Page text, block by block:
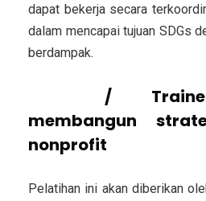
dapat bekerja secara
dalam mencapai tujuan SDGs
berdampak.
/
membangun
nonprofit
Pelatihan ini akan diberikan